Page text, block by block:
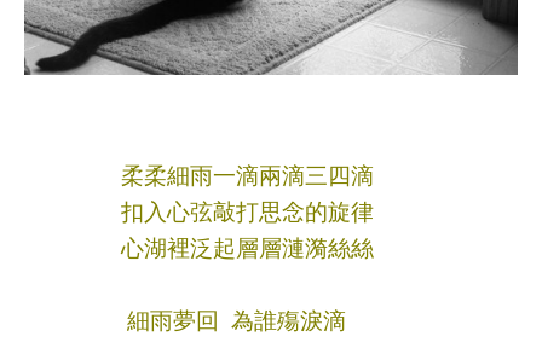
柔柔細雨一滴兩滴三四滴
扣入心弦敲打思念的旋律
心湖裡泛起層層漣漪絲絲
細雨夢回 為誰殤淚滴